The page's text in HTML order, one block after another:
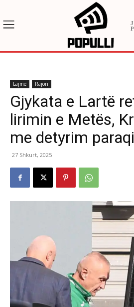
Lajme Rajon
Gjykata e Lartë
lirimin e Metës,
me detyrim
27 Shkurt, 2025